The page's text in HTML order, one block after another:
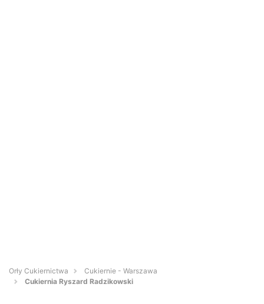
Orły Cukiernictwa
Cukiernie - Warszawa
Cukiernia Ryszard Radzikowski